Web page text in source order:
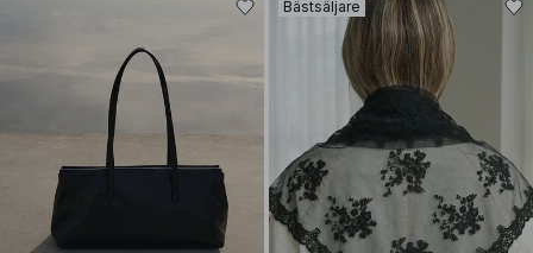
Bästsäljare